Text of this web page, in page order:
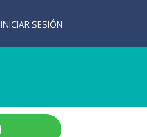
INICIAR SESIÓN